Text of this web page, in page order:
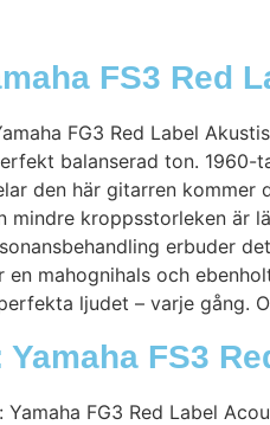
FS3 Red
FG3 Red Label
balanserad ton.
den här gitarren
mindre kroppsstorleken är
erbuder
en mahognihals och
ljudet – varje gång.
FS3
FG3 Red Label